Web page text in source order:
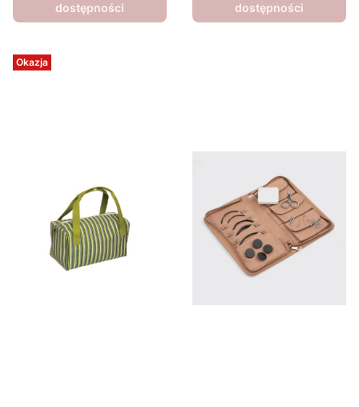
dostępności
dostępności
Okazja